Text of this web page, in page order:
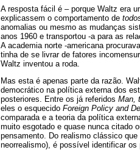
A resposta fácil é – porque Waltz era
explicassem o comportamento de
anomalias ou mesmo as mudanças
anos 1960 e transportou -a para as
A academia norte -americana
tinha de se livrar de fatores
Waltz inventou a roda.
Mas esta é apenas parte da razão.
democrático na política externa dos
posteriores. Entre os já referidos Man,
eles o esquecido Foreign Policy and
comparada e a teoria da política
muito esgotado e quase nunca citado
pensamento. Do realismo clássico
neorrealismo), é possível identificar